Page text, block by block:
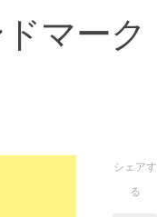
マーク
シェアす
る